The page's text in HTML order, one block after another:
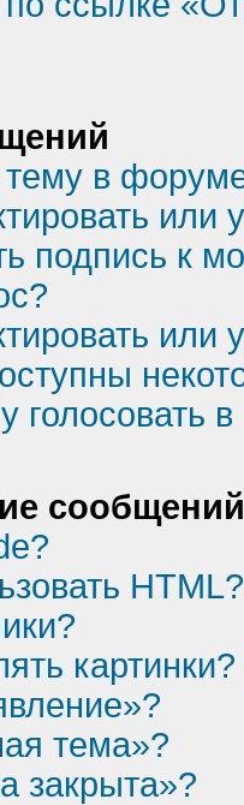
тему в
или
подпись к
или
голосовать
HTML?
картинки?
тема»?
закрыта»?